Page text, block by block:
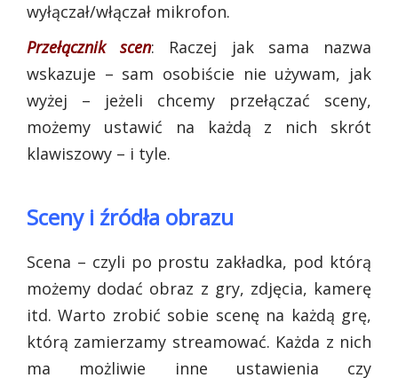
wyłączał/włączał mikrofon.
Przełącznik scen: Raczej jak sama nazwa
wskazuje – sam osobiście nie używam, jak
wyżej – jeżeli chcemy przełączać sceny,
możemy ustawić na każdą z nich skrót
klawiszowy – i tyle.
Sceny i źródła obrazu
Scena – czyli po prostu zakładka, pod którą
możemy dodać obraz z gry, zdjęcia, kamerę
itd. Warto zrobić sobie scenę na każdą grę,
którą zamierzamy streamować. Każda z nich
ma możliwie inne ustawienia czy